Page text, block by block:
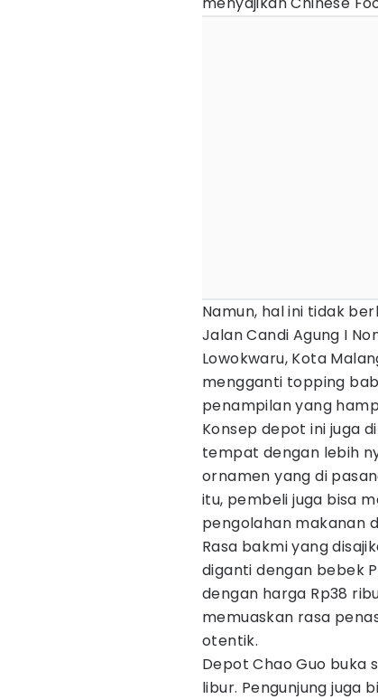
Namun, hal ini tidak
Jalan Candi Agung I
Lowokwaru, Kota
mengganti topping
penampilan yang
Konsep depot ini juga
tempat dengan lebih
ornamen yang di
itu, pembeli juga bisa
pengolahan makanan
Rasa bakmi yang
diganti dengan bebek
dengan harga Rp38
memuaskan rasa
otentik.
Depot Chao Guo buka
libur. Pengunjung juga